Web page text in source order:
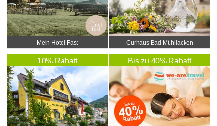
Mein Hotel Fast Curhaus Bad Mühllacken
10% Rabatt Bis zu 40% Rabatt